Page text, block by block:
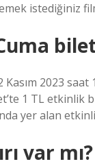
istediğiniz
2023 saat
1 TL etkinlik
yer alan
var mı?